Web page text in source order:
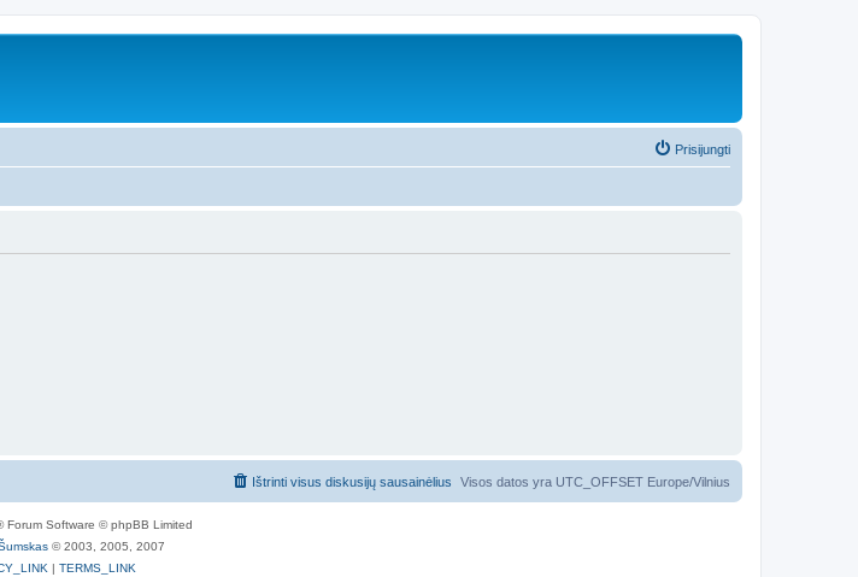
Prisijungti
Visos datos yra UTC_OFFSET Europe/Vilnius
Ištrinti visus diskusijų sausainėlius
Forum Software © phpBB Limited
© 2003, 2005, 2007
| TERMS_LINK